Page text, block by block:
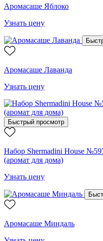
Аромасаше Яблоко
Узнать цену
Аромасаше Лаванда
Узнать цену
Быстрый просмотр
Набор Shermadini House
(аромат для дома)
Узнать цену
Аромасаше Миндаль